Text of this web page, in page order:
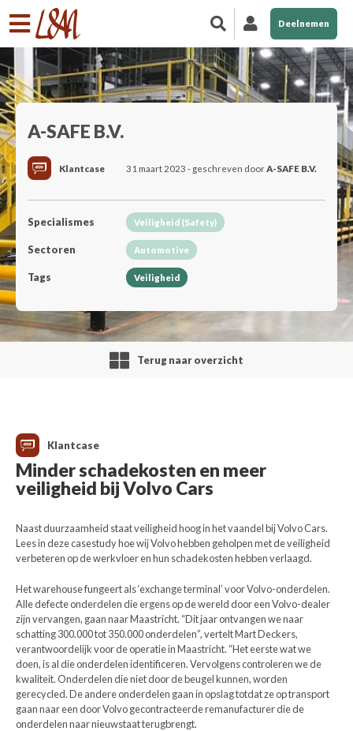
Deelnemen
A-SAFE B.V.
Klantcase 31 maart 2023 - geschreven door A-SAFE B.V.
Specialismes Veiligheid (Safety)
Sectoren Automotive
Tags Veiligheid
Terug naar overzicht
Klantcase
Minder schadekosten en meer
veiligheid bij Volvo Cars
Naast duurzaamheid staat veiligheid hoog in het vaandel bij Volvo Cars.
Lees in deze casestudy hoe wij Volvo hebben geholpen met de veiligheid
verbeteren op de werkvloer en hun schadekosten hebben verlaagd.
Het warehouse fungeert als ‘exchange terminal’ voor Volvo-onderdelen.
Alle defecte onderdelen die ergens op de wereld door een Volvo-dealer
zijn vervangen, gaan naar Maastricht. “Dit jaar ontvangen we naar
schatting 300.000 tot 350.000 onderdelen”, vertelt Mart Deckers,
verantwoordelijk voor de operatie in Maastricht. “Het eerste wat we
doen, is al die onderdelen identificeren. Vervolgens controleren we de
kwaliteit. Onderdelen die niet door de beugel kunnen, worden
gerecycled. De andere onderdelen gaan in opslag totdat ze op transport
gaan naar een door Volvo gecontracteerde remanufacturer die de
onderdelen naar nieuwstaat terugbrengt.